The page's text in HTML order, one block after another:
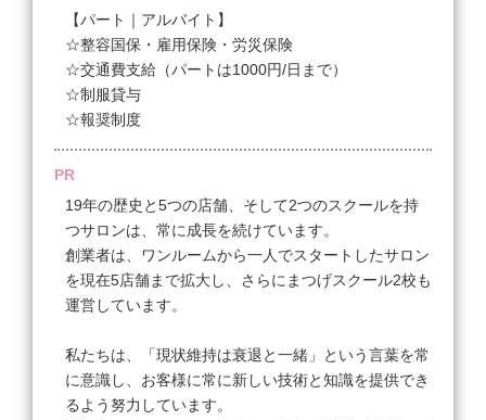
そんな方はお試し入店制度をご活用ください！
入ってみて思っていたのと違うとなってもストレスな
く次の職場を探すことができます。
＜試用期間あり＞ 1ヶ月 〜 3ヶ月 / 月給 190,000円 〜
230,000円
・経験者のみ募集（技術チェックをお願いする場合も
ございます）
・セミナー講師 時給2000円～
・専門学校講師 時給3000円～
・未経験の方は時給1064円からのスタートです
研修生
アシスタント
ジュニアアイリスト
【パート｜アルバイト】
☆整容国保・雇用保険・労災保険
☆交通費支給（パートは1000円/日まで）
☆制服貸与
☆報奨制度
PR
19年の歴史と5つの店舗、そして2つのスクールを持
つサロンは、常に成長を続けています。
創業者は、ワンルームから一人でスタートしたサロン
を現在5店舗まで拡大し、さらにまつげスクール2校も
運営しています。
私たちは、「現状維持は衰退と一緒」という言葉を常
に意識し、お客様に常に新しい技術と知識を提供でき
るよう努力しています。